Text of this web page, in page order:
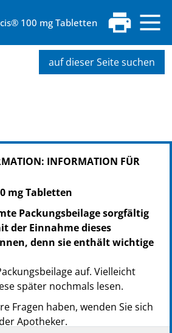
100 mg Tabletten
auf dieser Seite suchen
INFORMATION FÜR
mg Tabletten
Packungsbeilage sorgfältig
der Einnahme dieses
denn sie enthält wichtige
auf. Vielleicht
später nochmals lesen.
Fragen haben, wenden Sie sich
Apotheker.